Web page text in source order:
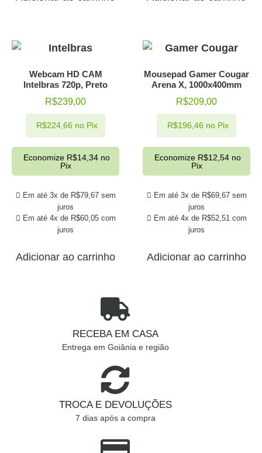
Webcam HD CAM
Intelbras 720p, Preto
R$239,00
Em até 3x de R$79,67sem
juros
Em até 4x de R$60,05com
juros
R$224,66 no Pix
Economize R$14,34 no
Pix
Adicionar ao carrinho
Mousepad Gamer Cougar
Arena X, 1000x400mm
R$209,00
Em até 3x de R$69,67sem
juros
Em até 4x de R$52,51com
juros
R$196,46 no Pix
Economize R$12,54 no
Pix
Adicionar ao carrinho
RECEBA EM CASA
Entrega em Goiânia e região
TROCA E DEVOLUÇÕES
7 dias após a compra